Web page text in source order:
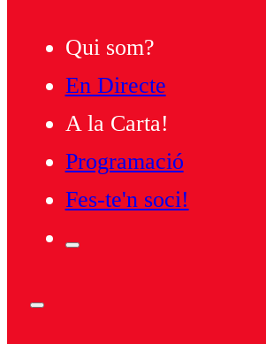
Qui som?
En Directe
A la Carta!
Programació
Fes-te'n soci!